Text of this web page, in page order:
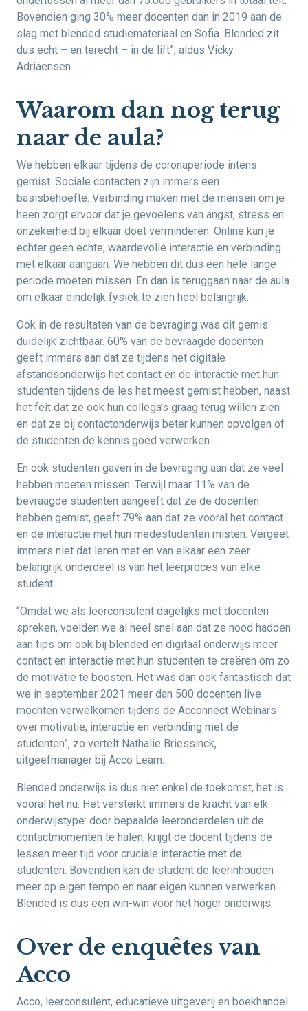
Bovendien ging 30% meer docenten dan in 2019 aan de
slag met blended studiemateriaal en Sofia. Blended zit
dus echt – en terecht – in de lift”, aldus Vicky
Adriaensen.
Waarom dan nog terug
naar de aula?
We hebben elkaar tijdens de coronaperiode intens
gemist. Sociale contacten zijn immers een
basisbehoefte. Verbinding maken met de mensen om je
heen zorgt ervoor dat je gevoelens van angst, stress en
onzekerheid bij elkaar doet verminderen. Online kan je
echter geen echte, waardevolle interactie en verbinding
met elkaar aangaan. We hebben dit dus een hele lange
periode moeten missen. En dan is teruggaan naar de aula
om elkaar eindelijk fysiek te zien heel belangrijk.
Ook in de resultaten van de bevraging was dit gemis
duidelijk zichtbaar. 60% van de bevraagde docenten
geeft immers aan dat ze tijdens het digitale
afstandsonderwijs het contact en de interactie met hun
studenten tijdens de les het meest gemist hebben, naast
het feit dat ze ook hun collega’s graag terug willen zien
en dat ze bij contactonderwijs beter kunnen opvolgen of
de studenten de kennis goed verwerken.
En ook studenten gaven in de bevraging aan dat ze veel
hebben moeten missen. Terwijl maar 11% van de
bevraagde studenten aangeeft dat ze de docenten
hebben gemist, geeft 79% aan dat ze vooral het contact
en de interactie met hun medestudenten misten. Vergeet
immers niet dat leren met en van elkaar een zeer
belangrijk onderdeel is van het leerproces van elke
student.
“Omdat we als leerconsulent dagelijks met docenten
spreken, voelden we al heel snel aan dat ze nood hadden
aan tips om ook bij blended en digitaal onderwijs meer
contact en interactie met hun studenten te creëren om zo
de motivatie te boosten. Het was dan ook fantastisch dat
we in september 2021 meer dan 500 docenten live
mochten verwelkomen tijdens de Acconnect Webinars
over motivatie, interactie en verbinding met de
studenten”, zo vertelt Nathalie Briessinck,
uitgeefmanager bij Acco Learn.
Blended onderwijs is dus niet enkel de toekomst, het is
vooral het nu. Het versterkt immers de kracht van elk
onderwijstype: door bepaalde leeronderdelen uit de
contactmomenten te halen, krijgt de docent tijdens de
lessen meer tijd voor cruciale interactie met de
studenten. Bovendien kan de student de leerinhouden
meer op eigen tempo en naar eigen kunnen verwerken.
Blended is dus een win-win voor het hoger onderwijs.
Over de enquêtes van
Acco
Acco, leerconsulent, educatieve uitgeverij en boekhandel